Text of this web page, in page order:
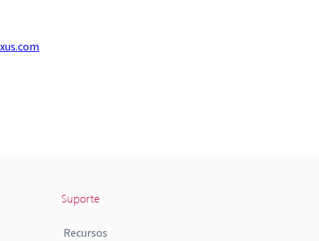
Suporte
Recursos